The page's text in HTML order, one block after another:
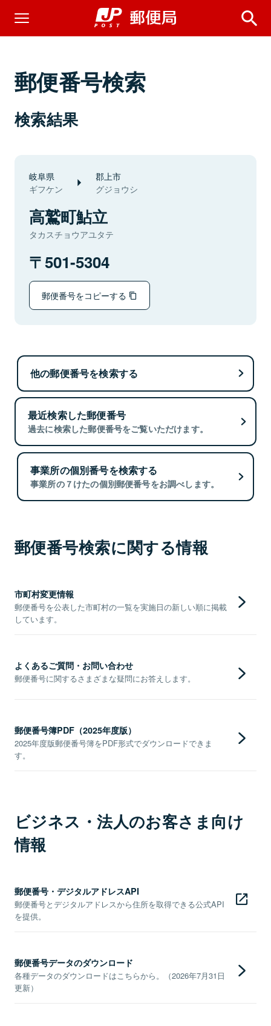
郵便番号検索
検索結果
岐阜県
ギフケン
郡上市
グジョウシ
高鷲町鮎立
タカスチョウアユタテ
501-5304
郵便番号をコピーする
他の郵便番号を検索する
最近検索した郵便番号
過去に検索した郵便番号をご覧いただけます。
事業所の個別番号を検索する
事業所の７けたの個別郵便番号をお調べします。
郵便番号検索に関する情報
市町村変更情報
郵便番号を公表した市町村の一覧を実施日の新しい順に掲載
しています。
よくあるご質問・お問い合わせ
郵便番号に関するさまざまな疑問にお答えします。
郵便番号簿PDF（2025年度版）
2025年度版郵便番号簿をPDF形式でダウンロードできま
す。
ビジネス・法人のお客さま向け
情報
郵便番号・デジタルアドレスAPI
郵便番号とデジタルアドレスから住所を取得できる公式API
を提供。
郵便番号データのダウンロード
各種データのダウンロードはこちらから。（2026年7月31日
更新）